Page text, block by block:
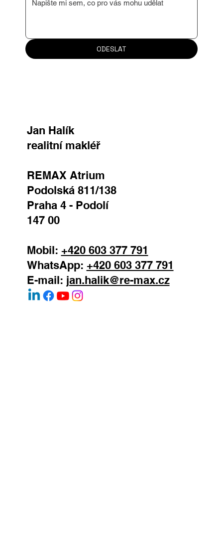
ODESLAT
Jan Halík
realitní makléř
REMAX Atrium
Podolská 811/138
Praha 4 - Podolí
147 00
Mobil: +420 603 377 791
WhatsApp: +420 603 377 791
E-mail: jan.halik@re-max.cz